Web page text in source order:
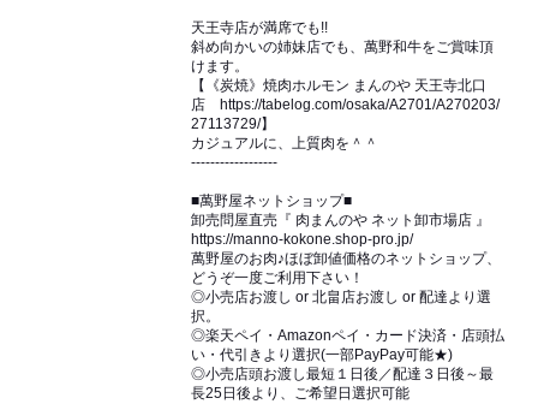
天王寺店が満席でも!!
斜め向かいの姉妹店でも、萬野和牛をご賞味頂
けます。
【《炭焼》焼肉ホルモン まんのや 天王寺北口
店 https://tabelog.com/osaka/A2701/A270203/
27113729/】
カジュアルに、上質肉を＾＾
------------------
■萬野屋ネットショップ■
卸売問屋直売『 肉まんのや ネット卸市場店 』
https://manno-kokone.shop-pro.jp/
萬野屋のお肉♪ほぼ卸値価格のネットショップ、
どうぞ一度ご利用下さい！
◎小売店お渡し or 北畠店お渡し or 配達より選
択。
◎楽天ペイ・Amazonペイ・カード決済・店頭払
い・代引きより選択(一部PayPay可能★)
◎小売店頭お渡し最短１日後／配達３日後～最
長25日後より、ご希望日選択可能